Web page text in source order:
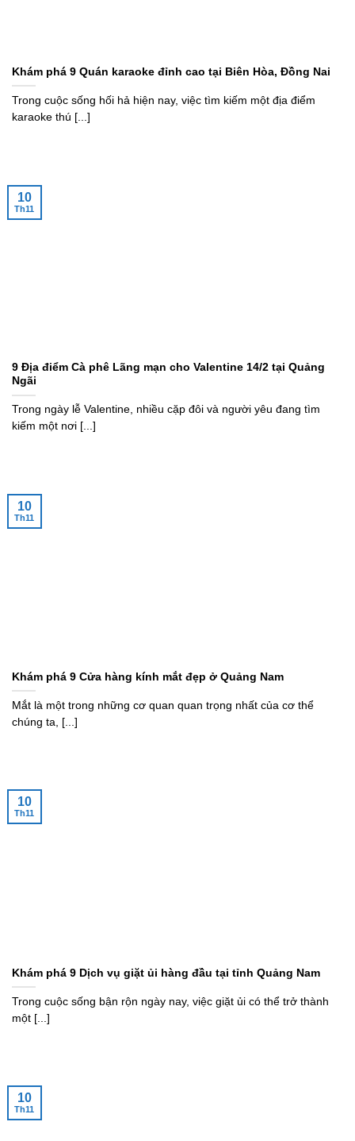
Khám phá 9 Quán karaoke đỉnh cao tại Biên Hòa, Đồng Nai
Trong cuộc sống hối hả hiện nay, việc tìm kiếm một địa điểm
karaoke thú [...]
9 Địa điểm Cà phê Lãng mạn cho Valentine 14/2 tại Quảng
Ngãi
Trong ngày lễ Valentine, nhiều cặp đôi và người yêu đang tìm
kiếm một nơi [...]
10
Th11
Khám phá 9 Cửa hàng kính mắt đẹp ở Quảng Nam
Mắt là một trong những cơ quan quan trọng nhất của cơ thể
chúng ta, [...]
10
Th11
Khám phá 9 Dịch vụ giặt ủi hàng đầu tại tỉnh Quảng Nam
Trong cuộc sống bận rộn ngày nay, việc giặt ủi có thể trở thành
một [...]
10
Th11
10
Th11